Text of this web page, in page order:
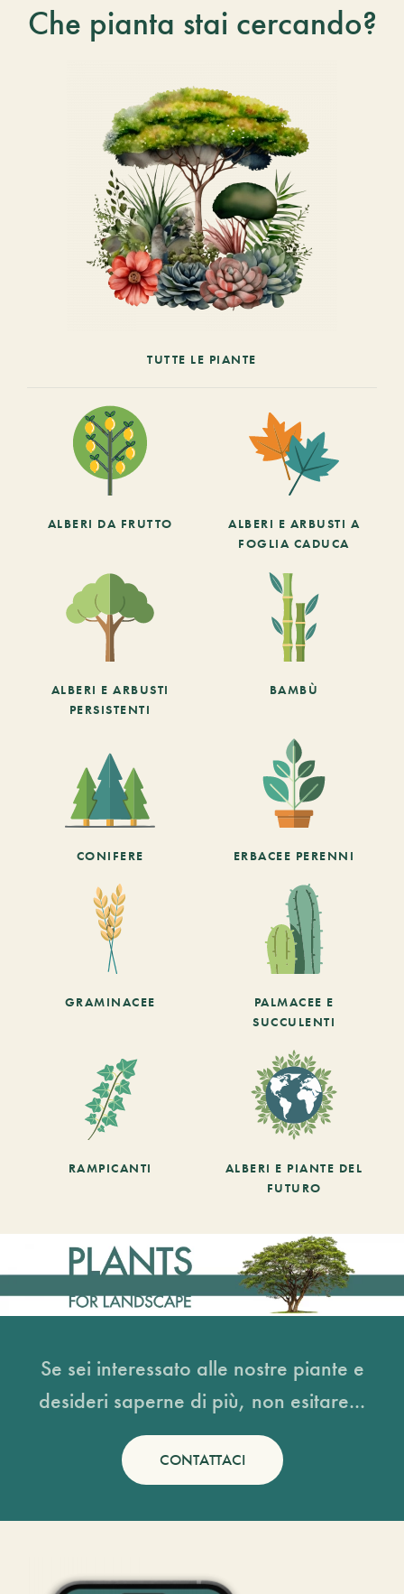
Che pianta stai cercando?
TUTTE LE PIANTE
ALBERI DA FRUTTO
ALBERI E ARBUSTI A
FOGLIA CADUCA
ALBERI E ARBUSTI
PERSISTENTI
BAMBÙ
CONIFERE ERBACEE PERENNI
GRAMINACEE
PALMACEE E
SUCCULENTI
RAMPICANTI
ALBERI E PIANTE DEL
FUTURO
Se sei interessato alle nostre piante e
desideri saperne di più, non esitare...
CONTATTACI